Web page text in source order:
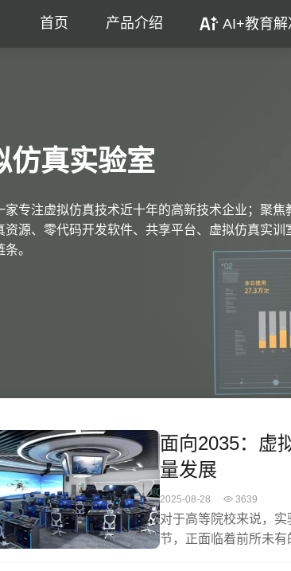
首页 产品介绍 AI+教育解
仿真实验室
家专注虚拟仿真技术近十年的高新技术企业；聚焦
资源、零代码开发软件、共享平台、虚拟仿真实训
。
面向2035：虚
量发展
2025-08-28 3639
对于高等院校来说，
节，正面临着前所未